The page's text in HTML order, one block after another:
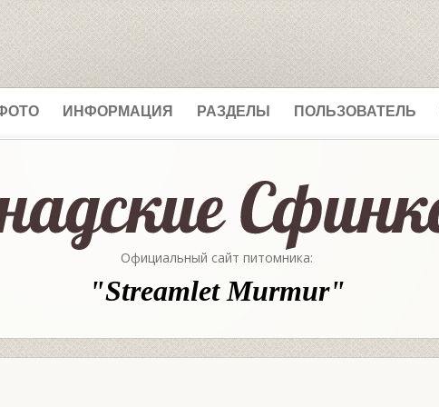
ИНФОРМАЦИЯ РАЗДЕЛЫ ПОЛЬЗОВАТЕЛЬ
Официальный сайт питомника:
"Streamlet Murmur"